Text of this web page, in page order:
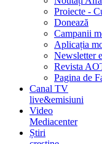
Proiecte -
Donează
Campanii
Aplicația
Newsletter
Revista
Pagina de
Canal TV
live&emisiuni
Video
Mediacenter
Știri